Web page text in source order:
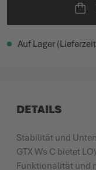
Auf Lager
DETAILS
Stabilität und
GTX Ws C bietet
Funktionalität und